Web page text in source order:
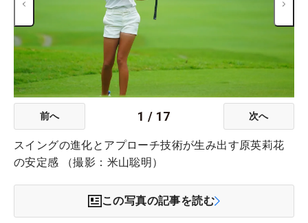
前へ 1 / 17 次へ
スイングの進化とアプローチ技術が生み出す原英莉花
の安定感 （撮影：米山聡明）
この写真の記事を読む